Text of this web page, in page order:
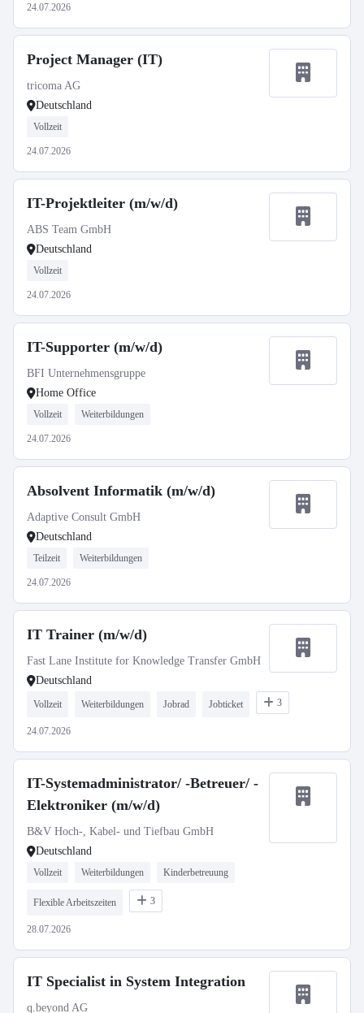
24.07.2026
Project Manager (IT)
tricoma AG
Deutschland
Vollzeit
24.07.2026
IT-Projektleiter (m/w/d)
ABS Team GmbH
Deutschland
Vollzeit
24.07.2026
IT-Supporter (m/w/d)
BFI Unternehmensgruppe
Home Office
Vollzeit Weiterbildungen
24.07.2026
Absolvent Informatik (m/w/d)
Adaptive Consult GmbH
Deutschland
Teilzeit Weiterbildungen
24.07.2026
IT Trainer (m/w/d)
Fast Lane Institute for Knowledge Transfer GmbH
Deutschland
Vollzeit Weiterbildungen Jobrad Jobticket 3
24.07.2026
IT-Systemadministrator/ -Betreuer/ -
Elektroniker (m/w/d)
B&V Hoch-, Kabel- und Tiefbau GmbH
Deutschland
Vollzeit Weiterbildungen Kinderbetreuung
Flexible Arbeitszeiten 3
28.07.2026
IT Specialist in System Integration
q.beyond AG